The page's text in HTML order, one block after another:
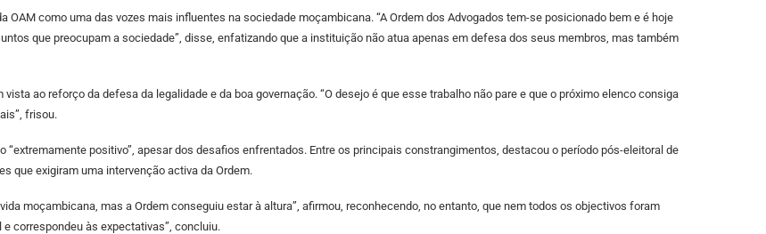
como uma das vozes mais influentes na sociedade moçambicana. “A Ordem dos Advogados tem-se posicionado bem e é hoje
que preocupam a sociedade”, disse, enfatizando que a instituição não atua apenas em defesa dos seus membros, mas também
ao reforço da defesa da legalidade e da boa governação. “O desejo é que esse trabalho não pare e que o próximo elenco consiga
frisou.
positivo”, apesar dos desafios enfrentados. Entre os principais constrangimentos, destacou o período pós-eleitoral de
que exigiram uma intervenção activa da Ordem.
moçambicana, mas a Ordem conseguiu estar à altura”, afirmou, reconhecendo, no entanto, que nem todos os objectivos foram
correspondeu às expectativas”, concluiu.